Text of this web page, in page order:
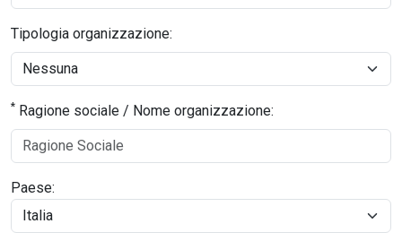
Tipologia organizzazione:
* Ragione sociale / Nome organizzazione:
Paese: